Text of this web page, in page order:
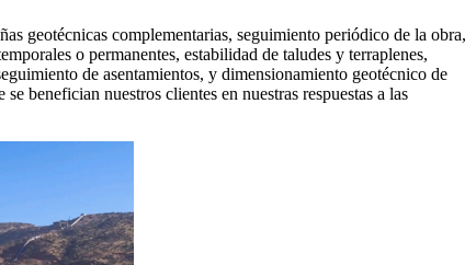
geotécnicas complementarias, seguimiento periódico de la obra,
o permanentes, estabilidad de taludes y terraplenes,
de asentamientos, y dimensionamiento geotécnico de
benefician nuestros clientes en nuestras respuestas a las